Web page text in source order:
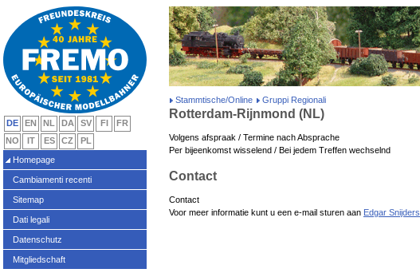
Stammtische/Online Gruppi Regionali
Rotterdam-Rijnmond (NL)
Volgens afspraak / Termine nach Absprache
Per bijeenkomst wisselend / Bei jedem Treffen wechselnd
Contact
Contact
Voor meer informatie kunt u een e-mail sturen aan Edgar Snijders
DE EN NL DA SV FI
FR
NO
IT ES CZ
PL
Homepage
Cambiamenti recenti
Sitemap
Dati legali
Datenschutz
Mitgliedschaft